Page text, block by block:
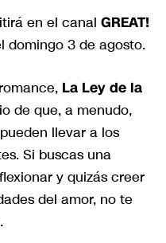
en el canal GREAT!
domingo 3 de agosto.
La Ley de la
de que, a menudo,
llevar a los
Si buscas una
y quizás creer
del amor, no te